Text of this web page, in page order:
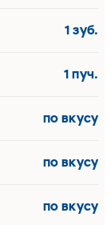
1 зуб.
1 пуч.
по вкусу
по вкусу
по вкусу